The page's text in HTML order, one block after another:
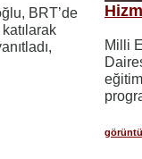
BRT’de
Milli